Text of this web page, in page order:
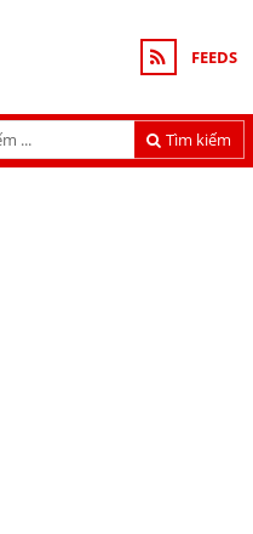
FEEDS
Tìm kiếm